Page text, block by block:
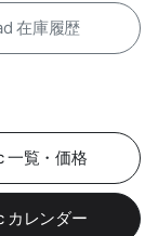
在庫履歴
一覧・価格
カレンダー